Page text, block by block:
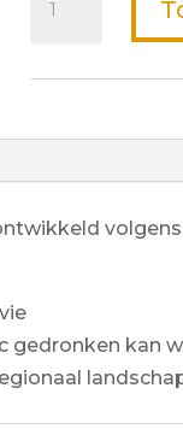
Meetjeslander
gedronken kan